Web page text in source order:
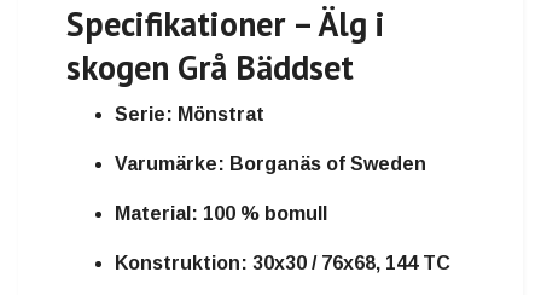
Specifikationer – Älg i
skogen Grå Bäddset
Serie: Mönstrat
Varumärke: Borganäs of Sweden
Material: 100 % bomull
Konstruktion: 30x30 / 76x68, 144 TC